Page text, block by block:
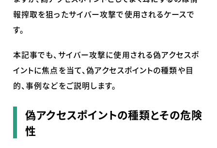
報搾取を狙ったサイバー攻撃で使用されるケースで
す。
本記事でも、サイバー攻撃に使用される偽アクセスポ
イントに焦点を当て、偽アクセスポイントの種類や目
的、事例などをご説明します。
偽アクセスポイントの種類とその危険
性